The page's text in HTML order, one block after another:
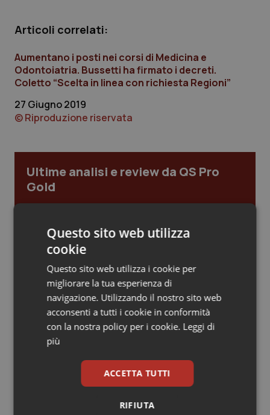
Lombardia
Marche
Piemonte
Provincia Autonoma di Trento
Sardegna
Sicilia
Dolore
Donna & Salute
HIV
Ipertensione & Scompenso
Malattia di Crohn & Rettocolite Ulcerosa
Neuroscienze & patologie neurodegenerative
Oftalmologia
Articoli correlati:
Aumentano i posti nei corsi di Medicina e
Odontoiatria. Bussetti ha firmato i decreti.
Coletto “Scelta in linea con richiesta Regioni”
27 Giugno 2019
© Riproduzione riservata
Ultime analisi e review da QS Pro
Gold
compliance, GDPR e Risk management
Gestione dell'Ipertensione resistente:
dalle Linee Guida alle terapie innovative
Leadership Infermieristica 2026: nuovi
clinici ad alte prestazioni
Questo sito web utilizza
cookie
Questo sito web utilizza i cookie per
migliorare la tua esperienza di
navigazione. Utilizzando il nostro sito web
acconsenti a tutti i cookie in conformità
con la nostra policy per i cookie. Leggi di
più
ACCETTA TUTTI
RIFIUTA